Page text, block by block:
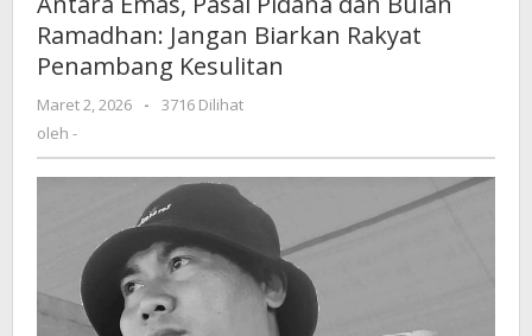
Pidana
dan
Rakyat
Penambang
Kesulitan
Ramadhan: Jangan Biarkan Rakyat
Penambang Kesulitan
Maret 2, 2026
oleh
-
3716 Dilihat
oleh -